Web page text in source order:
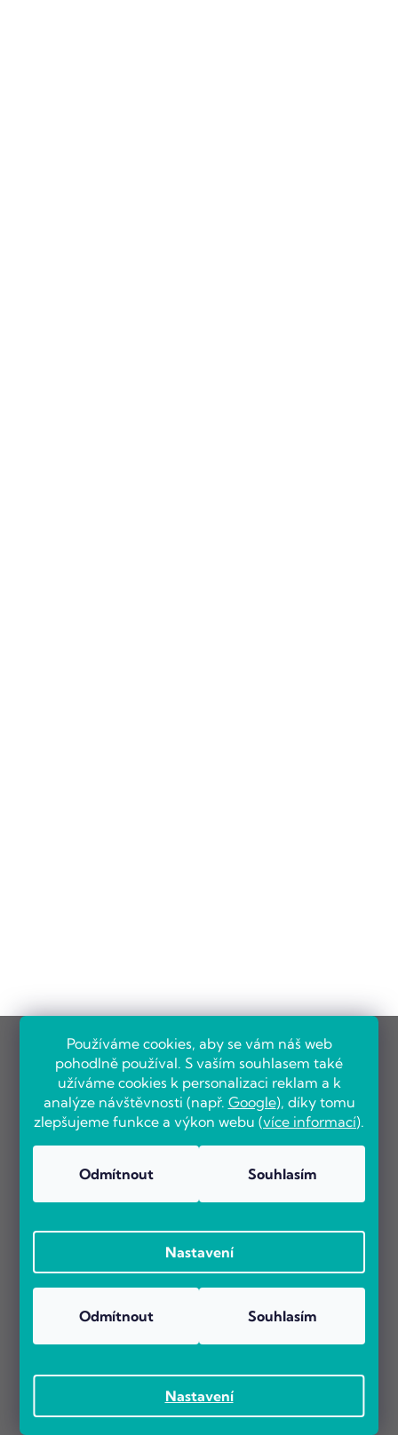
Používáme cookies, aby se vám náš web
pohodlně používal. S vaším souhlasem také
užíváme cookies k personalizaci reklam a k
analýze návštěvnosti (např. Google), díky tomu
zlepšujeme funkce a výkon webu (více informací).
Nastavení
Odmítnout Souhlasím
Nastavení
Odmítnout Souhlasím